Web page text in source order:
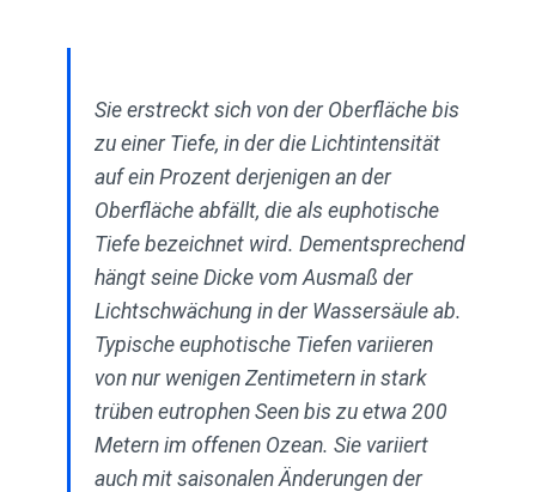
Sie erstreckt sich von der Oberfläche bis
zu einer Tiefe, in der die Lichtintensität
auf ein Prozent derjenigen an der
Oberfläche abfällt, die als euphotische
Tiefe bezeichnet wird. Dementsprechend
hängt seine Dicke vom Ausmaß der
Lichtschwächung in der Wassersäule ab.
Typische euphotische Tiefen variieren
von nur wenigen Zentimetern in stark
trüben eutrophen Seen bis zu etwa 200
Metern im offenen Ozean. Sie variiert
auch mit saisonalen Änderungen der